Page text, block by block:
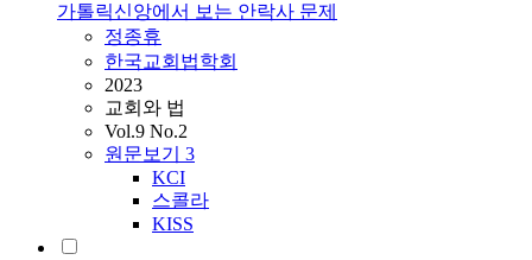
가톨릭신앙에서 보는 안락사 문제
정종휴
한국교회법학회
2023
교회와 법
Vol.9 No.2
원문보기 3
KCI
스콜라
KISS